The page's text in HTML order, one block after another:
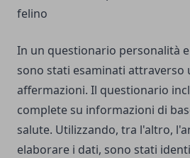
felino
In un questionario personalità
sono stati esaminati attraverso
affermazioni. Il questionario
complete su informazioni di
salute. Utilizzando, tra l'altro,
elaborare i dati, sono stati